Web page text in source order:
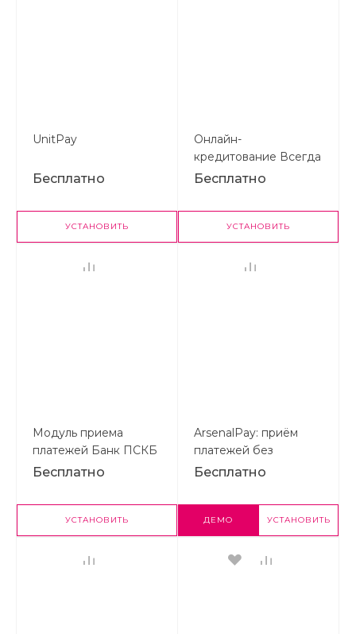
UnitPay
Бесплатно
УСТАНОВИТЬ
Онлайн-
кредитование Всегда
ДА!
Бесплатно
УСТАНОВИТЬ
Модуль приема
платежей Банк ПСКБ
Бесплатно
УСТАНОВИТЬ
ArsenalPay: приём
платежей без
покупки онлайн-
Бесплатно
ДЕМО УСТАНОВИТЬ